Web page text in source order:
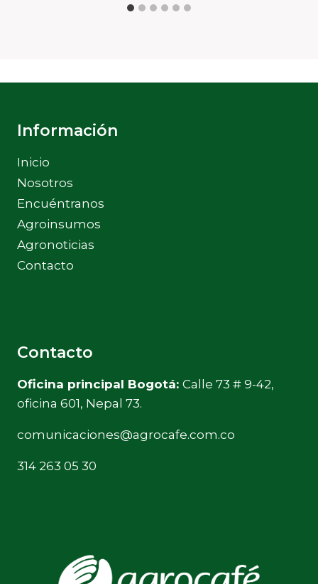
Información
Inicio
Nosotros
Encuéntranos
Agroinsumos
Agronoticias
Contacto
Contacto
Oficina principal Bogotá: Calle 73 # 9-42,
oficina 601, Nepal 73.
comunicaciones@agrocafe.com.co
314 263 05 30